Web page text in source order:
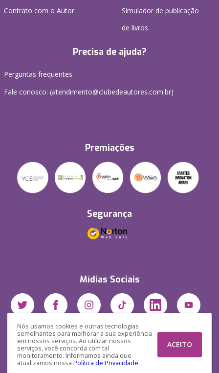
Nós usamos cookies e outras tecnologias
semelhantes para melhorar a sua experiência
em nossos serviços. Ao utilizar nossos
serviços, você concorda com tal
monitoramento. Informamos ainda que
atualizamos nossa Política de Privacidade.
ACEITO
Contrato com o Autor
Simulador de publicação
de livros
Precisa de ajuda?
Perguntas frequentes
Fale conosco: (atendimento@clubedeautores.com.br)
Premiações
Segurança
Mídias Sociais